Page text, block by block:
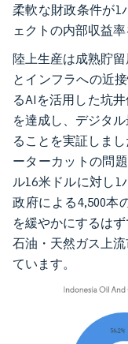
柔軟な財政条件が1
ェクトの内部収益
陸上生産は成熟貯
とインフラへの近
るAIを活用した坑
を達成し、デジタ
ることを実証しま
ーターカットの問
ル16米ドルに対し1
政府による4,500本
を緩やかにするは
石油・天然ガス上
ています。